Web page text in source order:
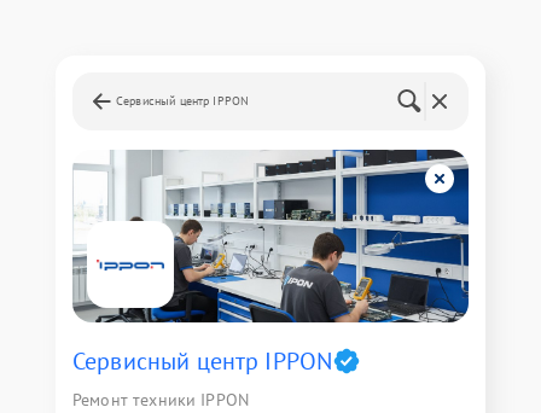
Сервисный центр IPPON
Сервисный центр IPPON
Ремонт техники IPPON